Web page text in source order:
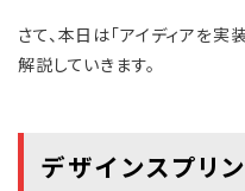
さて、本日は「アイディアを実
解説していきます。
デザインスプリ